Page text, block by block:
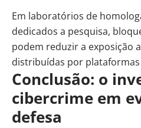
Em laboratórios de
dedicados a pesquisa,
podem reduzir a exposição
distribuídas por
Conclusão: o
cibercrime em
defesa